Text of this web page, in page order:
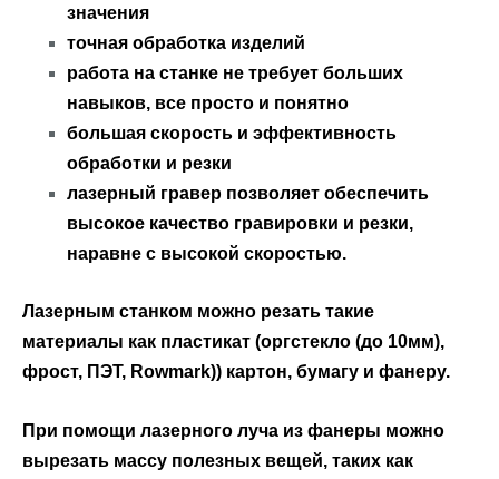
значения
точная обработка изделий
работа на станке не требует больших
навыков, все просто и понятно
большая скорость и эффективность
обработки и резки
лазерный гравер позволяет обеспечить
высокое качество гравировки и резки,
наравне с высокой скоростью.
Лазерным станком можно резать такие
материалы как пластикат (оргстекло (до 10мм),
фрост, ПЭТ, Rowmark)) картон, бумагу и фанеру.
При помощи лазерного луча из фанеры можно
вырезать массу полезных вещей, таких как